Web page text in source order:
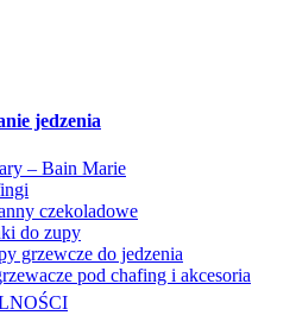
jedzenia
– Bain Marie
czekoladowe
do zupy
grzewcze do jedzenia
pod chafing i akcesoria